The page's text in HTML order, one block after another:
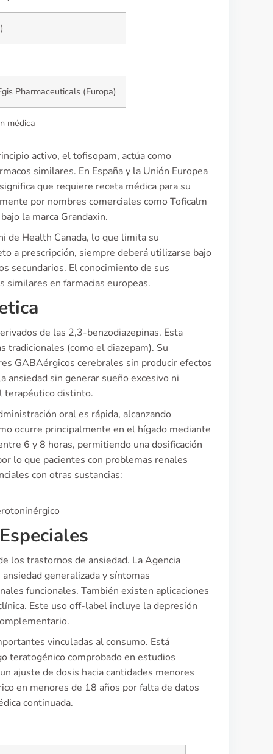
Pharmaceuticals (Europa)
médica
activo, el tofisopam, actúa como
similares. En España y la Unión Europea
que requiere receta médica para su
por nombres comerciales como Toficalm
la marca Grandaxin.
de Health Canada, lo que limita su
a prescripción, siempre deberá utilizarse bajo
secundarios. El conocimiento de sus
en farmacias europeas.
de las 2,3-benzodiazepinas. Esta
tradicionales (como el diazepam). Su
GABAérgicos cerebrales sin producir efectos
ansiedad sin generar sueño excesivo ni
terapéutico distinto.
oral es rápida, alcanzando
ocurre principalmente en el hígado mediante
6 y 8 horas, permitiendo una dosificación
lo que pacientes con problemas renales
con otras sustancias:
los trastornos de ansiedad. La Agencia
generalizada y síntomas
funcionales. También existen aplicaciones
Este uso off-label incluye la depresión
vinculadas al consumo. Está
teratogénico comprobado en estudios
ajuste de dosis hacia cantidades menores
en menores de 18 años por falta de datos
continuada.